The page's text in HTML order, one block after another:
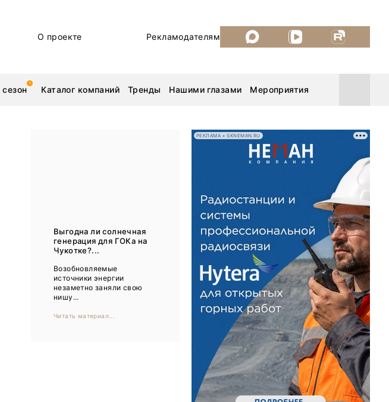
О проекте Рекламодателям
Каталог компаний Тренды Нашими глазами Мероприятия
MiningWorld Russia 2026
ДП Подкаст. Новый сезон
Рудник 2025
MiningWorld Russia 2025
Уголь России и Майнинг 2025
Рудник 2024 | Обзор выставки
В помощь шахтёру 2024
Уголь России и Майнинг 2024
Выгодна ли солнечная
генерация для ГОКа на
Чукотке?...
Возобновляемые
источники энергии
незаметно заняли свою
нишу...
Читать материал...
РЕКЛАМА • SKNEMAN.RU